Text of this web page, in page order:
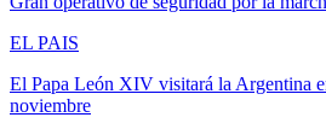
EL PAIS
El Papa León XIV visitará la Argentina
noviembre